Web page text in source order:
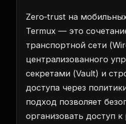
Zero‑trust на
Termux — это
транспортной сети
централизованного
секретами (Vault) и
доступа через
подход позволяет
организовать доступ